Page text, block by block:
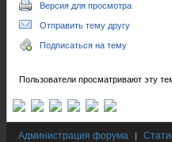
Версия для просмотра
Отправить тему другу
Подписаться на тему
Пользователи просматривают эту
Администрация форума |